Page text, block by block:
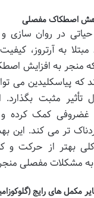
کاهش اصطکاک مفصلی
در روان سازی
به آرتروز،
منجر به افزایش
که پیاسکلیدین می
تأثیر مثبت
کمک کرده و
تر می کند. این
کلی بهتر از حرکت و
به مشکلات مفصلی
مکمل های رایج